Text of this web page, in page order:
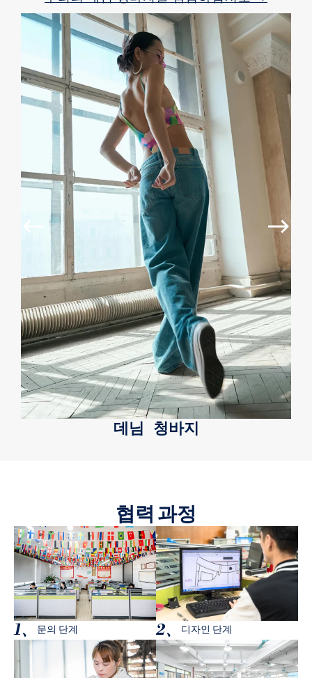
데님 청바지
협력 과정
1、 문의 단계 2、 디자인 단계